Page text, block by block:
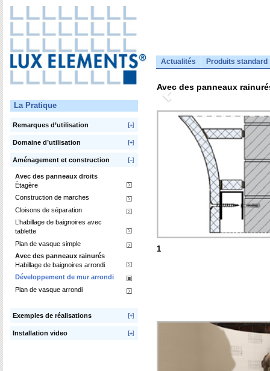
Actualités Produits standard
La Pratique
Remarques d’utilisation
Domaine d’utilisation
Aménagement et construction
Avec des panneaux droits
Ètagère
Construction de marches
Cloisons de séparation
L’habillage de baignoires avec
tablette
Plan de vasque simple
Avec des panneaux rainurés
Habillage de baignoires arrondi
Développement de mur arrondi
Plan de vasque arrondi
Exemples de réalisations
Installation video
Avec des panneaux
1